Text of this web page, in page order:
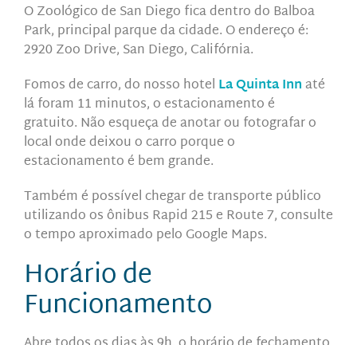
O Zoológico de San Diego fica dentro do Balboa
Park, principal parque da cidade. O endereço é:
2920 Zoo Drive, San Diego, Califórnia.
Fomos de carro, do nosso hotel La Quinta Inn até
lá foram 11 minutos,o estacionamento é
gratuito. Não esqueça de anotar ou fotografar o
local onde deixou o carro porque o
estacionamento é bem grande.
Também é possível chegar de transporte público
utilizando os ônibus Rapid 215 e Route 7, consulte
o tempo aproximado pelo Google Maps.
Horário de
Funcionamento